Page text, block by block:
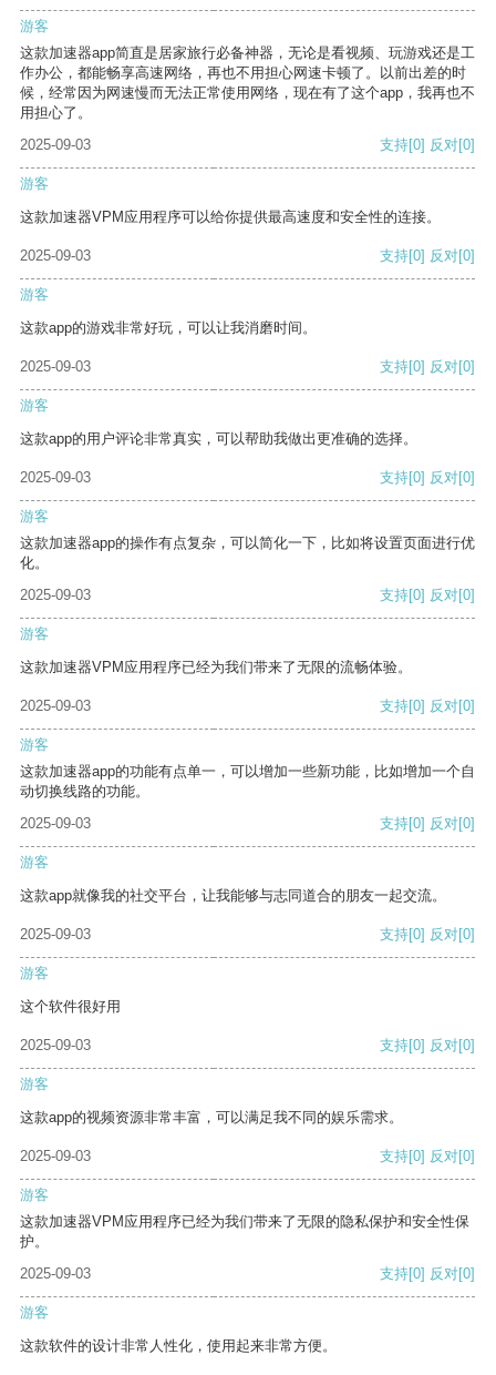
游客
这款加速器app简直是居家旅行必备神器，无论是看视频、玩游戏还是工
作办公，都能畅享高速网络，再也不用担心网速卡顿了。以前出差的时
候，经常因为网速慢而无法正常使用网络，现在有了这个app，我再也不
用担心了。
2025-09-03
支持[0] 反对[0]
游客
这款加速器VPM应用程序可以给你提供最高速度和安全性的连接。
2025-09-03 支持[0] 反对[0]
游客
这款app的游戏非常好玩，可以让我消磨时间。
2025-09-03 支持[0] 反对[0]
游客
这款app的用户评论非常真实，可以帮助我做出更准确的选择。
2025-09-03 支持[0] 反对[0]
游客
这款加速器app的操作有点复杂，可以简化一下，比如将设置页面进行优
化。
2025-09-03
支持[0] 反对[0]
游客
这款加速器VPM应用程序已经为我们带来了无限的流畅体验。
2025-09-03 支持[0] 反对[0]
游客
这款加速器app的功能有点单一，可以增加一些新功能，比如增加一个自
动切换线路的功能。
2025-09-03
支持[0] 反对[0]
游客
这款app就像我的社交平台，让我能够与志同道合的朋友一起交流。
2025-09-03 支持[0] 反对[0]
游客
这个软件很好用
2025-09-03 支持[0] 反对[0]
游客
这款app的视频资源非常丰富，可以满足我不同的娱乐需求。
2025-09-03 支持[0] 反对[0]
游客
这款加速器VPM应用程序已经为我们带来了无限的隐私保护和安全性保
护。
2025-09-03
支持[0] 反对[0]
游客
这款软件的设计非常人性化，使用起来非常方便。